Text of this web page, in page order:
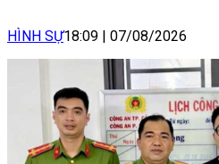
HÌNH SỰ18:09 | 07/08/2026